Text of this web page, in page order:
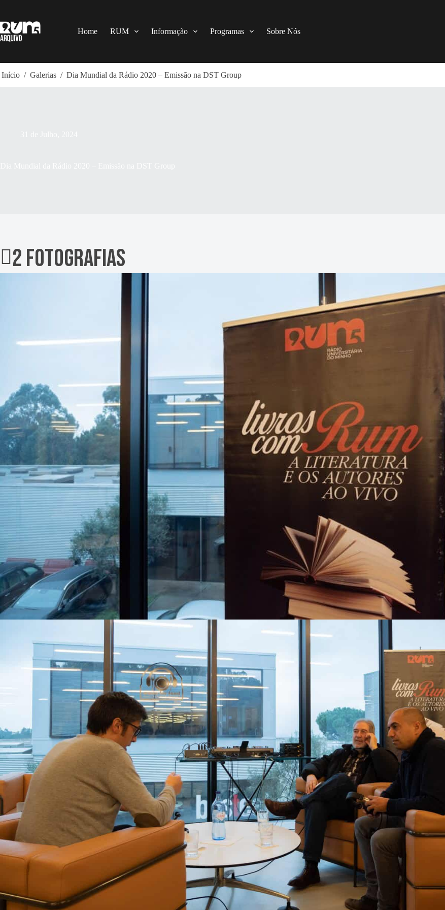
o
conteúdo
Home RUM Informação Programas Sobre Nós
Início / Galerias / Dia Mundial da Rádio 2020 – Emissão na DST Group
2 fotografias